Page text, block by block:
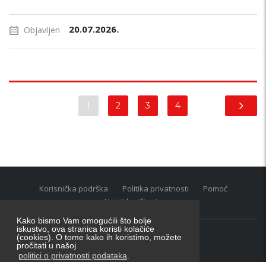
Kako bismo Vam omogućili što bolje
iskustvo, ova stranica koristi kolačiće
(cookies). O tome kako ih koristimo, možete
pročitati u našoj
politici o privatnosti podataka
Objavljen 20.07.2026.
1 2 3 4
Korisnička podrška Politika privatnosti
Pomoć
Uvjeti korištenja
Oglasnik grupacija:posao.hr|oglasnik.hr|auti.hr
Tečaj za konverziju u EUR valutu: 1 euro = 7.53450 kn